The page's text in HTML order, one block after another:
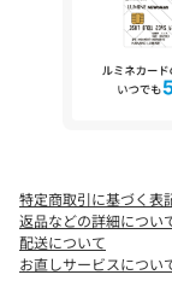
品番：
※着用、お取り扱
グ、洗濯ネームを
※モデル撮影画像
メーカー品番：
ORCIVAL | オーシバ
特定商取引に基づく表
返品などの詳細につい
配送について
お直しサービスについ